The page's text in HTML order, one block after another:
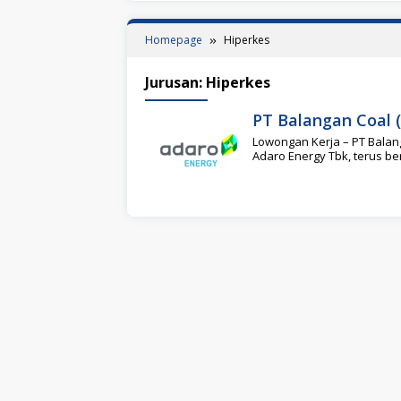
Homepage Hiperkes
Jurusan: Hiperkes
PT Balangan Coal
Lowongan Kerja – PT
Adaro Energy Tbk, terus